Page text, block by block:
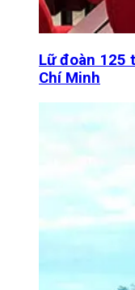
Lữ đoàn 125
Chí Minh